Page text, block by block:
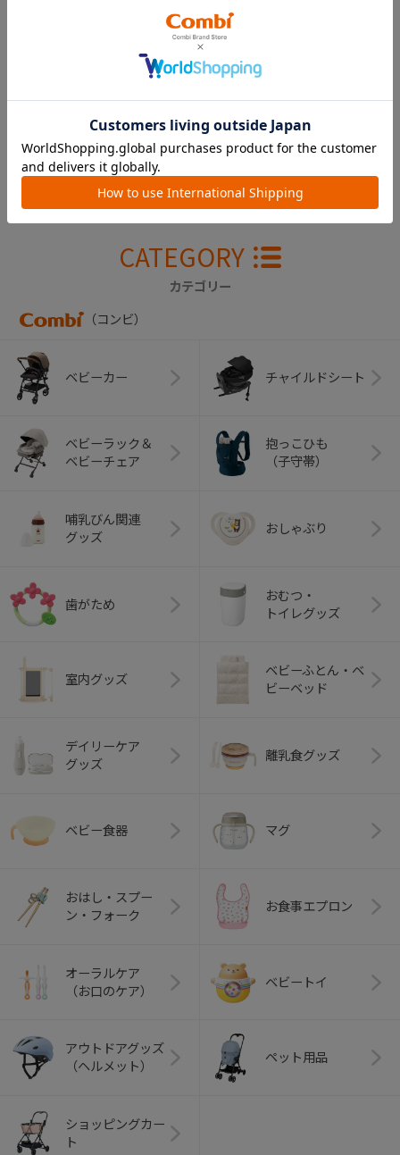
ベルトカバー右（ネ
イビー）
￥2,750
CATEGORY
カテゴリー
（コンビ）
ベビーカー チャイルドシート
ベビーラック＆
ベビーチェア
抱っこひも
（子守帯）
哺乳びん関連
グッズ
おしゃぶり
歯がため
おむつ・
トイレグッズ
室内グッズ
ベビーふとん・ベ
ビーベッド
デイリーケア
グッズ
離乳食グッズ
ベビー食器 マグ
おはし・スプー
ン・フォーク
お食事エプロン
オーラルケア
（お口のケア）
ベビートイ
アウトドアグッズ
（ヘルメット）
ペット用品
ショッピングカー
ト